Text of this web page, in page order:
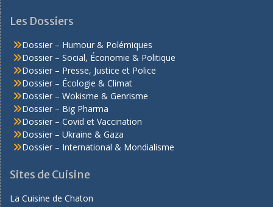
Les Dossiers
Dossier – Humour & Polémiques
Dossier – Social, Économie & Politique
Dossier – Presse, Justice et Police
Dossier – Écologie & Climat
Dossier – Wokisme & Genrisme
Dossier – Big Pharma
Dossier – Covid et Vaccination
Dossier – Ukraine & Gaza
Dossier – International & Mondialisme
Sites de Cuisine
La Cuisine de Chaton